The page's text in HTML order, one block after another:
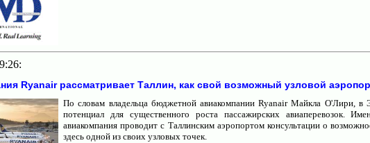
Ryanair рассматривает Таллин, как свой возможный узловой
По словам владельца бюджетной авиакомпании Ryanair Майкла О'Лири, в
потенциал для существенного роста пассажирских авиаперевозок.
авиакомпания проводит с Таллинским аэропортом консультации о
здесь одной из своих узловых точек.